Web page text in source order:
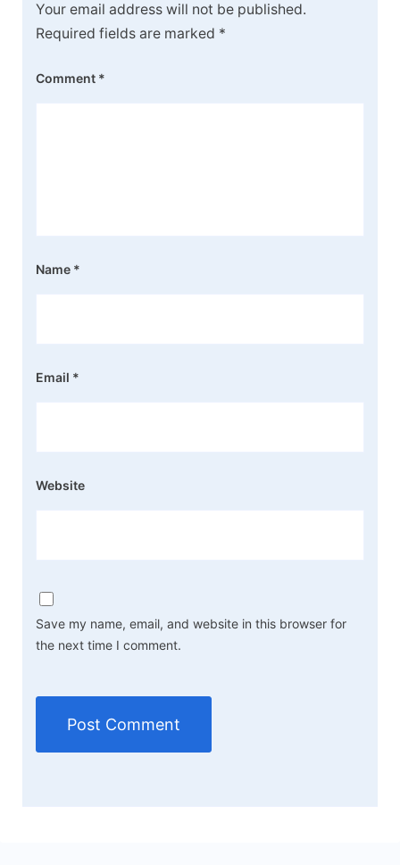
Your email address will not be published.
Required fields are marked *
Comment *
Name *
Email *
Website
Save my name, email, and website in this browser for
the next time I comment.